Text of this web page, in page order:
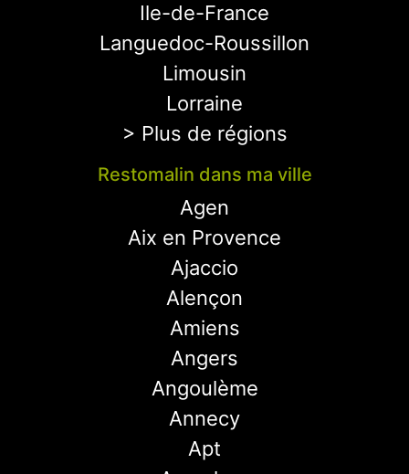
Ile-de-France
Languedoc-Roussillon
Limousin
Lorraine
> Plus de régions
Restomalin dans ma ville
Agen
Aix en Provence
Ajaccio
Alençon
Amiens
Angers
Angoulème
Annecy
Apt